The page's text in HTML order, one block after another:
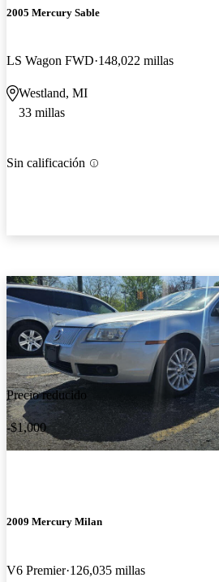
2005 Mercury Sable
LS Wagon FWD 148,022 millas
Westland, MI
33 millas
Sin calificación
Precio reducido
-$1,000
2009 Mercury Milan
V6 Premier 126,035 millas